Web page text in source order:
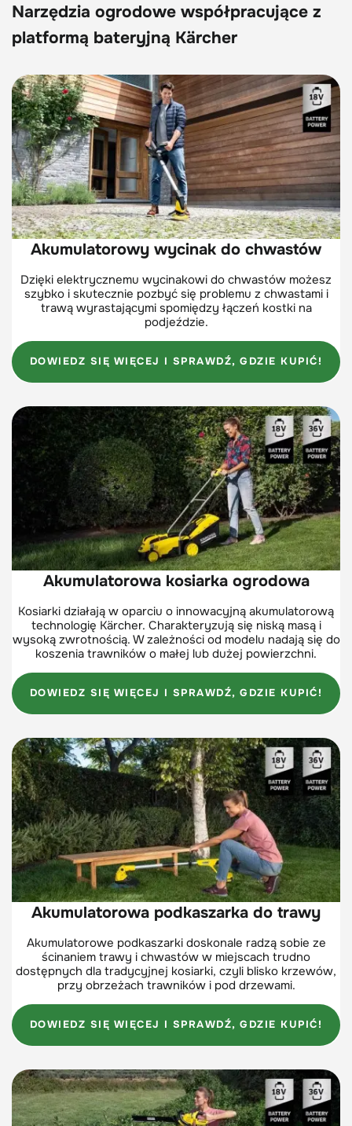
Narzędzia ogrodowe współpracujące z
platformą bateryjną Kärcher
Akumulatorowy wycinak do chwastów
Dzięki elektrycznemu wycinakowi do chwastów możesz
szybko i skutecznie pozbyć się problemu z chwastami i
trawą wyrastającymi spomiędzy łączeń kostki na
podjeździe.
DOWIEDZ SIĘ WIĘCEJ I SPRAWDŹ, GDZIE KUPIĆ!
Akumulatorowa kosiarka ogrodowa
Kosiarki działają w oparciu o innowacyjną akumulatorową
technologię Kärcher. Charakteryzują się niską masą i
wysoką zwrotnością. W zależności od modelu nadają się do
koszenia trawników o małej lub dużej powierzchni.
DOWIEDZ SIĘ WIĘCEJ I SPRAWDŹ, GDZIE KUPIĆ!
Akumulatorowa podkaszarka do trawy
Akumulatorowe podkaszarki doskonale radzą sobie ze
ścinaniem trawy i chwastów w miejscach trudno
dostępnych dla tradycyjnej kosiarki, czyli blisko krzewów,
przy obrzeżach trawników i pod drzewami.
DOWIEDZ SIĘ WIĘCEJ I SPRAWDŹ, GDZIE KUPIĆ!